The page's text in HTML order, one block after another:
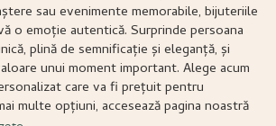
sau evenimente memorabile, bijuteriile
o emoție autentică. Surprinde persoana
plină de semnificație și eleganță, și
unui moment important. Alege acum
care va fi prețuit pentru
multe opțiuni, accesează pagina noastră